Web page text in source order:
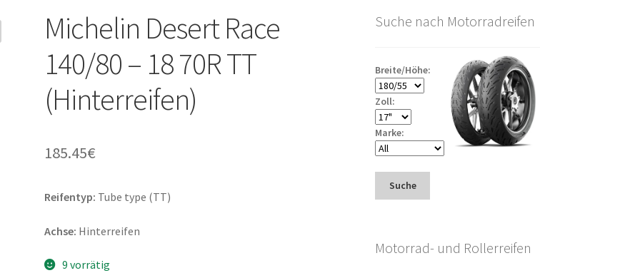
Michelin Desert Race
140/80 – 18 70R TT
(Hinterreifen)
185.45€
Reifentyp: Tube type (TT)
Achse: Hinterreifen
9 vorrätig
Suche nach Motorradreifen
Breite/Höhe:
Zoll:
Marke:
Suche
Motorrad- und Rollerreifen